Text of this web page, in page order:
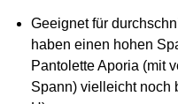
Geeignet für
haben einen hohen
Pantolette Aporia (mit
Spann) vielleicht noch